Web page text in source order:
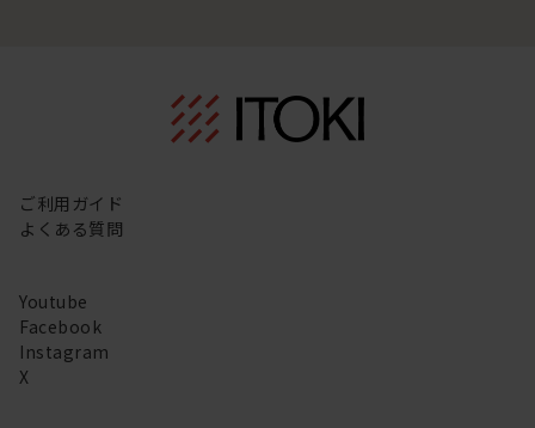
ご利用ガイド
よくある質問
Youtube
Facebook
Instagram
X